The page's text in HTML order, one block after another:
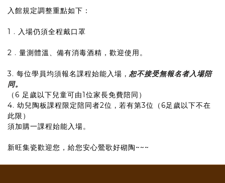
入館規定調整重點如下：
1 . 入場仍須全程戴口罩
2 . 量測體溫、備有消毒酒精，歡迎使用。
3. 每位學員均須報名課程始能入場 , 恕不接受無報名者入場陪
同。
（6 足歲以下兒童可由1位家長免費陪同）
4. 幼兒陶板課程限定陪同者2位 , 若有第3位（6足歲以下不在
此限）
須加購一課程始能入場。
新旺集瓷歡迎您，給您安心鶯歌好砌陶~~~